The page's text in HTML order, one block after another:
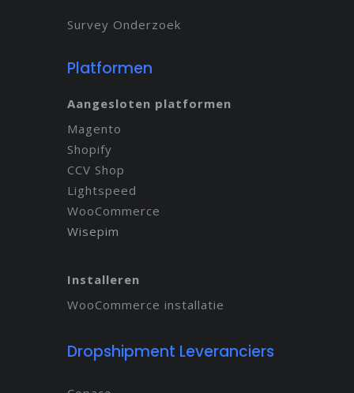
Survey Onderzoek
Platformen
Aangesloten platformen
Magento
Shopify
CCV Shop
Lightspeed
WooCommerce
Wisepim
Installeren
WooCommerce installatie
Dropshipment Leveranciers